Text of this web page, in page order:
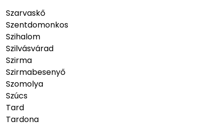
Szarvaskő
Szentdomonkos
Szihalom
Szilvásvárad
Szirma
Szirmabesenyő
Szomolya
Szúcs
Tard
Tardona